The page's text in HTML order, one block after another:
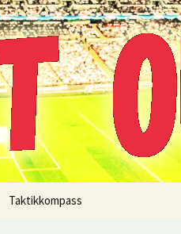
Taktikkompass